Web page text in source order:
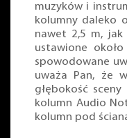
muzyków i
kolumny daleko
nawet 2,5 m, jak
ustawione
spowodowane
uważa Pan, że
głębokość
kolumn Audio
kolumn pod